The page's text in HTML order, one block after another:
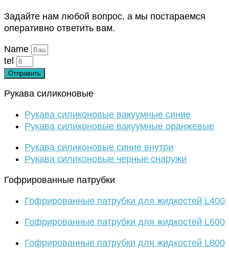
Задайте нам любой вопрос, а мы постараемся
оперативно ответить вам.
Name
tel
Отправить
Рукава силиконовые
Рукава силиконовые вакуумные синие
Рукава силиконовые вакуумные оранжевые
Рукава силиконовые синие внутри
Рукава силиконовые черные снаружи
Гофрированные патрубки
Гофрированные патрубки для жидкостей L400
Гофрированные патрубки для жидкостей L600
Гофрированные патрубки для жидкостей L800